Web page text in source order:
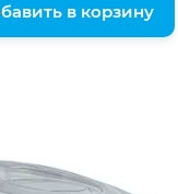
в корзину